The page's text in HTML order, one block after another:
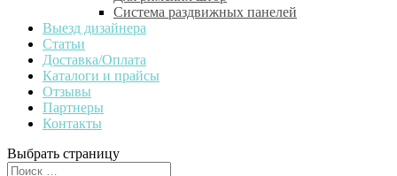
Система раздвижных панелей
Выезд дизайнера
Статьи
Доставка/Оплата
Каталоги и прайсы
Отзывы
Партнеры
Контакты
Выбрать страницу